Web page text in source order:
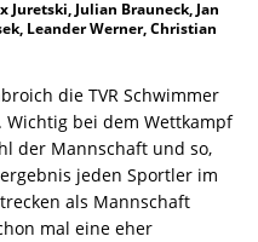
Juretski, Julian Brauneck, Jan
Leander Werner, Christian
die TVR Schwimmer
Wichtig bei dem Wettkampf
der Mannschaft und so,
jeden Sportler im
als Mannschaft
mal eine eher